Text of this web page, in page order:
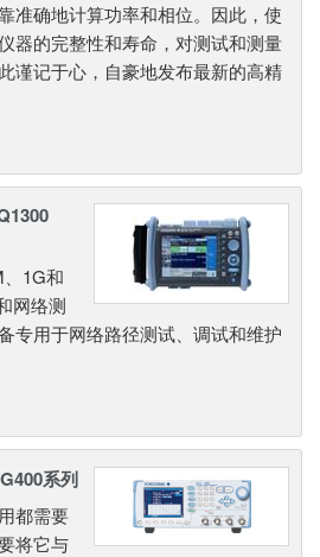
准确地计算功率和相位。因此，使
器的完整性和寿命，对测试和测量
谨记于心，自豪地发布最新的高精
1G和
网络测
专用于网络路径测试、调试和维护
系列
都需要
将它与